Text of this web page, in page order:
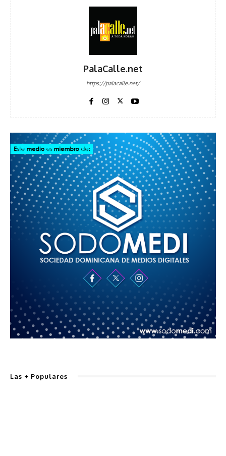
PalaCalle.net
https://palacalle.net/
Las + Populares